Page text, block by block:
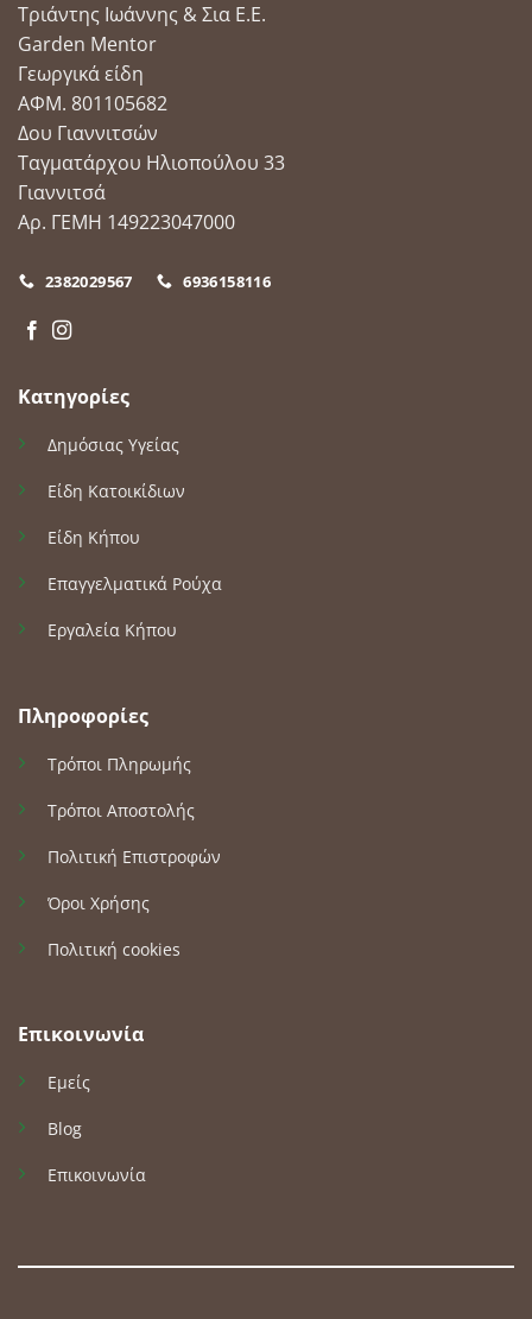
επιλεγούν
στη
σελίδα
του
προϊόντος
Τριάντης Ιωάννης & Σια Ε.Ε.
Garden Mentor
Γεωργικά είδη
ΑΦΜ. 801105682
Δου Γιαννιτσών
Ταγματάρχου Ηλιοπούλου 33
Γιαννιτσά
Αρ. ΓΕΜΗ 149223047000
2382029567 6936158116
Κατηγορίες
Δημόσιας Υγείας
Είδη Κατοικίδιων
Είδη Κήπου
Επαγγελματικά Ρούχα
Εργαλεία Κήπου
Πληροφορίες
Τρόποι Πληρωμής
Τρόποι Αποστολής
Πολιτική Επιστροφών
Όροι Χρήσης
Πολιτική cookies
Επικοινωνία
Εμείς
Blog
Επικοινωνία